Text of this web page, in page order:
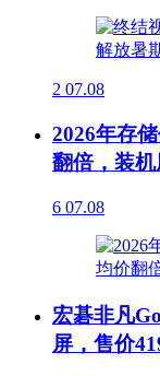
2 07.08
2026年存
翻倍，装
6 07.08
宏碁非凡
屏，售价